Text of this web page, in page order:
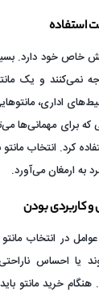
خاص خود دارد.
نمی‌کنند و یک
اداری،
که برای مهمانی‌ها
کرد. انتخاب
به ارمغان می‌آورد.
در انتخاب
احساس ناراحتی
خرید مانتو